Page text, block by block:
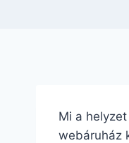
Mi a
webáruház